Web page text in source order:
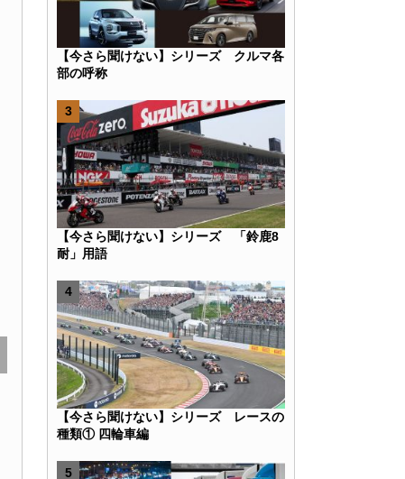
Hatena
【今さら聞けない】シリーズ クルマ各
部の呼称
【今さら聞けない】シリーズ 「鈴鹿8
耐」用語
【今さら聞けない】シリーズ レースの
種類① 四輪車編